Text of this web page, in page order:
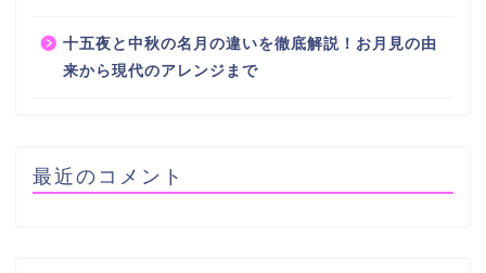
十五夜と中秋の名月の違いを徹底解説！お月見の由
来から現代のアレンジまで
最近のコメント